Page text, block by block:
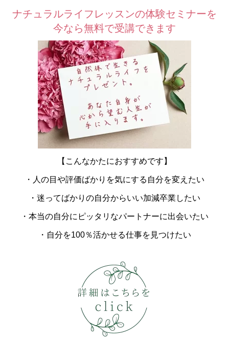
ナチュラルライフレッスンの体験セミナーを
今なら無料で受講できます
【こんなかたにおすすめです】
・人の目や評価ばかりを気にする自分を変えたい
・迷ってばかりの自分からいい加減卒業したい
・本当の自分にピッタリなパートナーに出会いたい
・自分を100％活かせる仕事を見つけたい